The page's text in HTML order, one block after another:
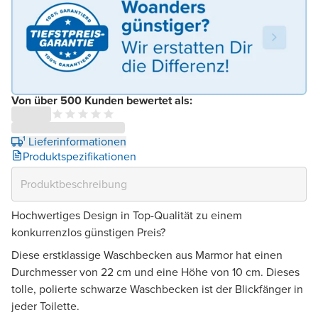
Von über 500 Kunden bewertet als:
¹ Lieferinformationen
Produktspezifikationen
Hochwertiges Design in Top-Qualität zu einem
konkurrenzlos günstigen Preis?
Diese erstklassige Waschbecken aus Marmor hat einen
Durchmesser von 22 cm und eine Höhe von 10 cm. Dieses
tolle, polierte schwarze Waschbecken ist der Blickfänger in
jeder Toilette.